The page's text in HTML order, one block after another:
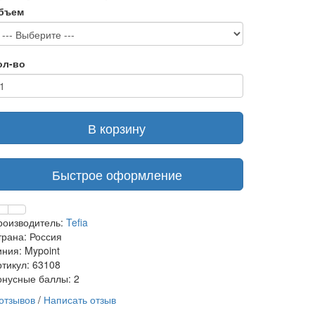
во
В корзину
Быстрое оформление
Tefia
Россия
Mypoint
63108
баллы: 2
/ Написать отзыв